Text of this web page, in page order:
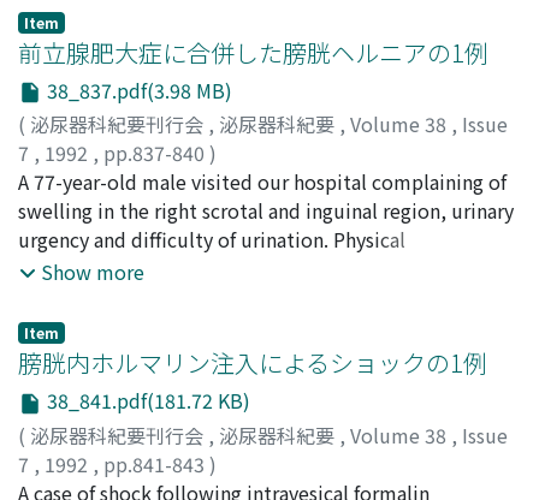
and RP showed extravasation from the right renal
pelvis, and computed tomographic (CT) scan showed
urinoma formation. Drainage of the urinoma was
performed and the ureteral stent was indwelled. The
urinoma and the extravasation was cured. We
emphasized the usefulness of indwelling the ureteral
stent for the conservative management of spontaneous
peripelvic extravasation caused by a malignant tumor,
and a discussion of the relevant literature follows.
lower ureters. Ureteroscopic examination and punch
biopsy were performed with a suspected diagnosis of
ureteritis cystica. The histological examination
revealed chronic ureteritis. This patient was given
conservative treatment (chemotherapy) and careful
follow-up.
Item
前立腺肥大症に合併した膀胱ヘルニアの1例
38_837.pdf(3.98 MB)
( 泌尿器科紀要刊行会 , 泌尿器科紀要 , Volume 38 , Issue
7 , 1992 , pp.837-840 )
長谷川, 史明;岡田, 茂樹;青山, 直樹;鈴木, 俊明;高崎, 登;
宮崎, 重; 岩動, 孝一郎;Hasegawa, Fumiaki;Okada,
Shigeki;Aoyama, Naoki;Suzuki, Toshiaki;Takasaki,
Noboru; Miyazaki, Shigeru
A 77-year-old male visited our hospital complaining of
swelling in the right scrotal and inguinal region, urinary
urgency and difficulty of urination. Physical
examination revealed an elastic soft mass in the right
examination proved that the prostate was moderately
enlarged. Cystogram and urethrography showed hernia
of the bladder into the right scrotum and benign
prostatic hyperplasia. Urodynamic studies
demonstrated organic obstruction in the lower urinary
tract. Transurethral resection of the prostate was done
Show more
Item
膀胱内ホルマリン注入によるショックの1例
38_841.pdf(181.72 KB)
( 泌尿器科紀要刊行会 , 泌尿器科紀要 , Volume 38 , Issue
7 , 1992 , pp.841-843 )
西村, 憲二;目黒, 則男;関原, 哲夫;吉岡, 俊昭;中村, 正廣
A case of shock following intravesical formalin